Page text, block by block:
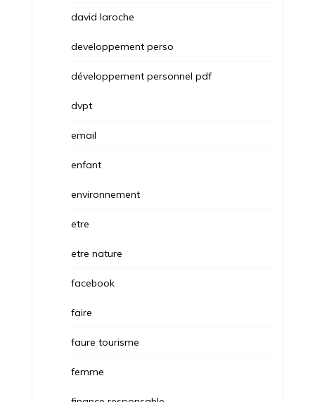
david laroche
developpement perso
développement personnel pdf
dvpt
email
enfant
environnement
etre
etre nature
facebook
faire
faure tourisme
femme